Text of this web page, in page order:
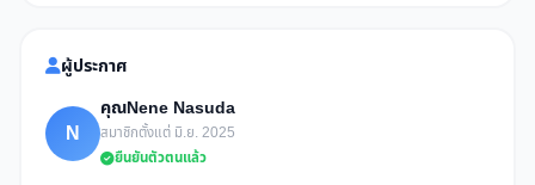
ผู้ประกาศ
N
คุณNene Nasuda
สมาชิกตั้งแต่ มิ.ย. 2025
ยืนยันตัวตนแล้ว